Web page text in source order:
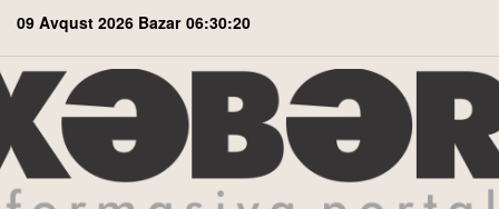
09 Avqust 2026 Bazar 06:30:21